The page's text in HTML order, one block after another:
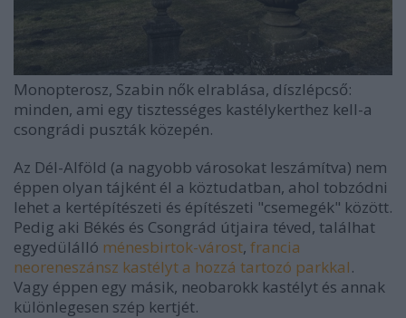
Monopterosz, Szabin nők elrablása, díszlépcső:
minden, ami egy tisztességes kastélykerthez kell-a
csongrádi puszták közepén.
Az Dél-Alföld (a nagyobb városokat leszámítva) nem
éppen olyan tájként él a köztudatban, ahol tobzódni
lehet a kertépítészeti és építészeti "csemegék" között.
Pedig aki Békés és Csongrád útjaira téved, találhat
egyedülálló ménesbirtok-várost, francia
neoreneszánsz kastélyt a hozzá tartozó parkkal.
Vagy éppen egy másik, neobarokk kastélyt és annak
különlegesen szép kertjét.